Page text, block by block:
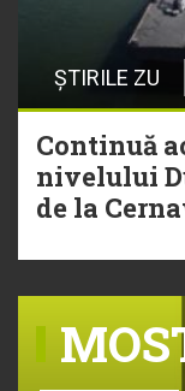
ȘTIRILE ZU
Continuă
nivelului
de la